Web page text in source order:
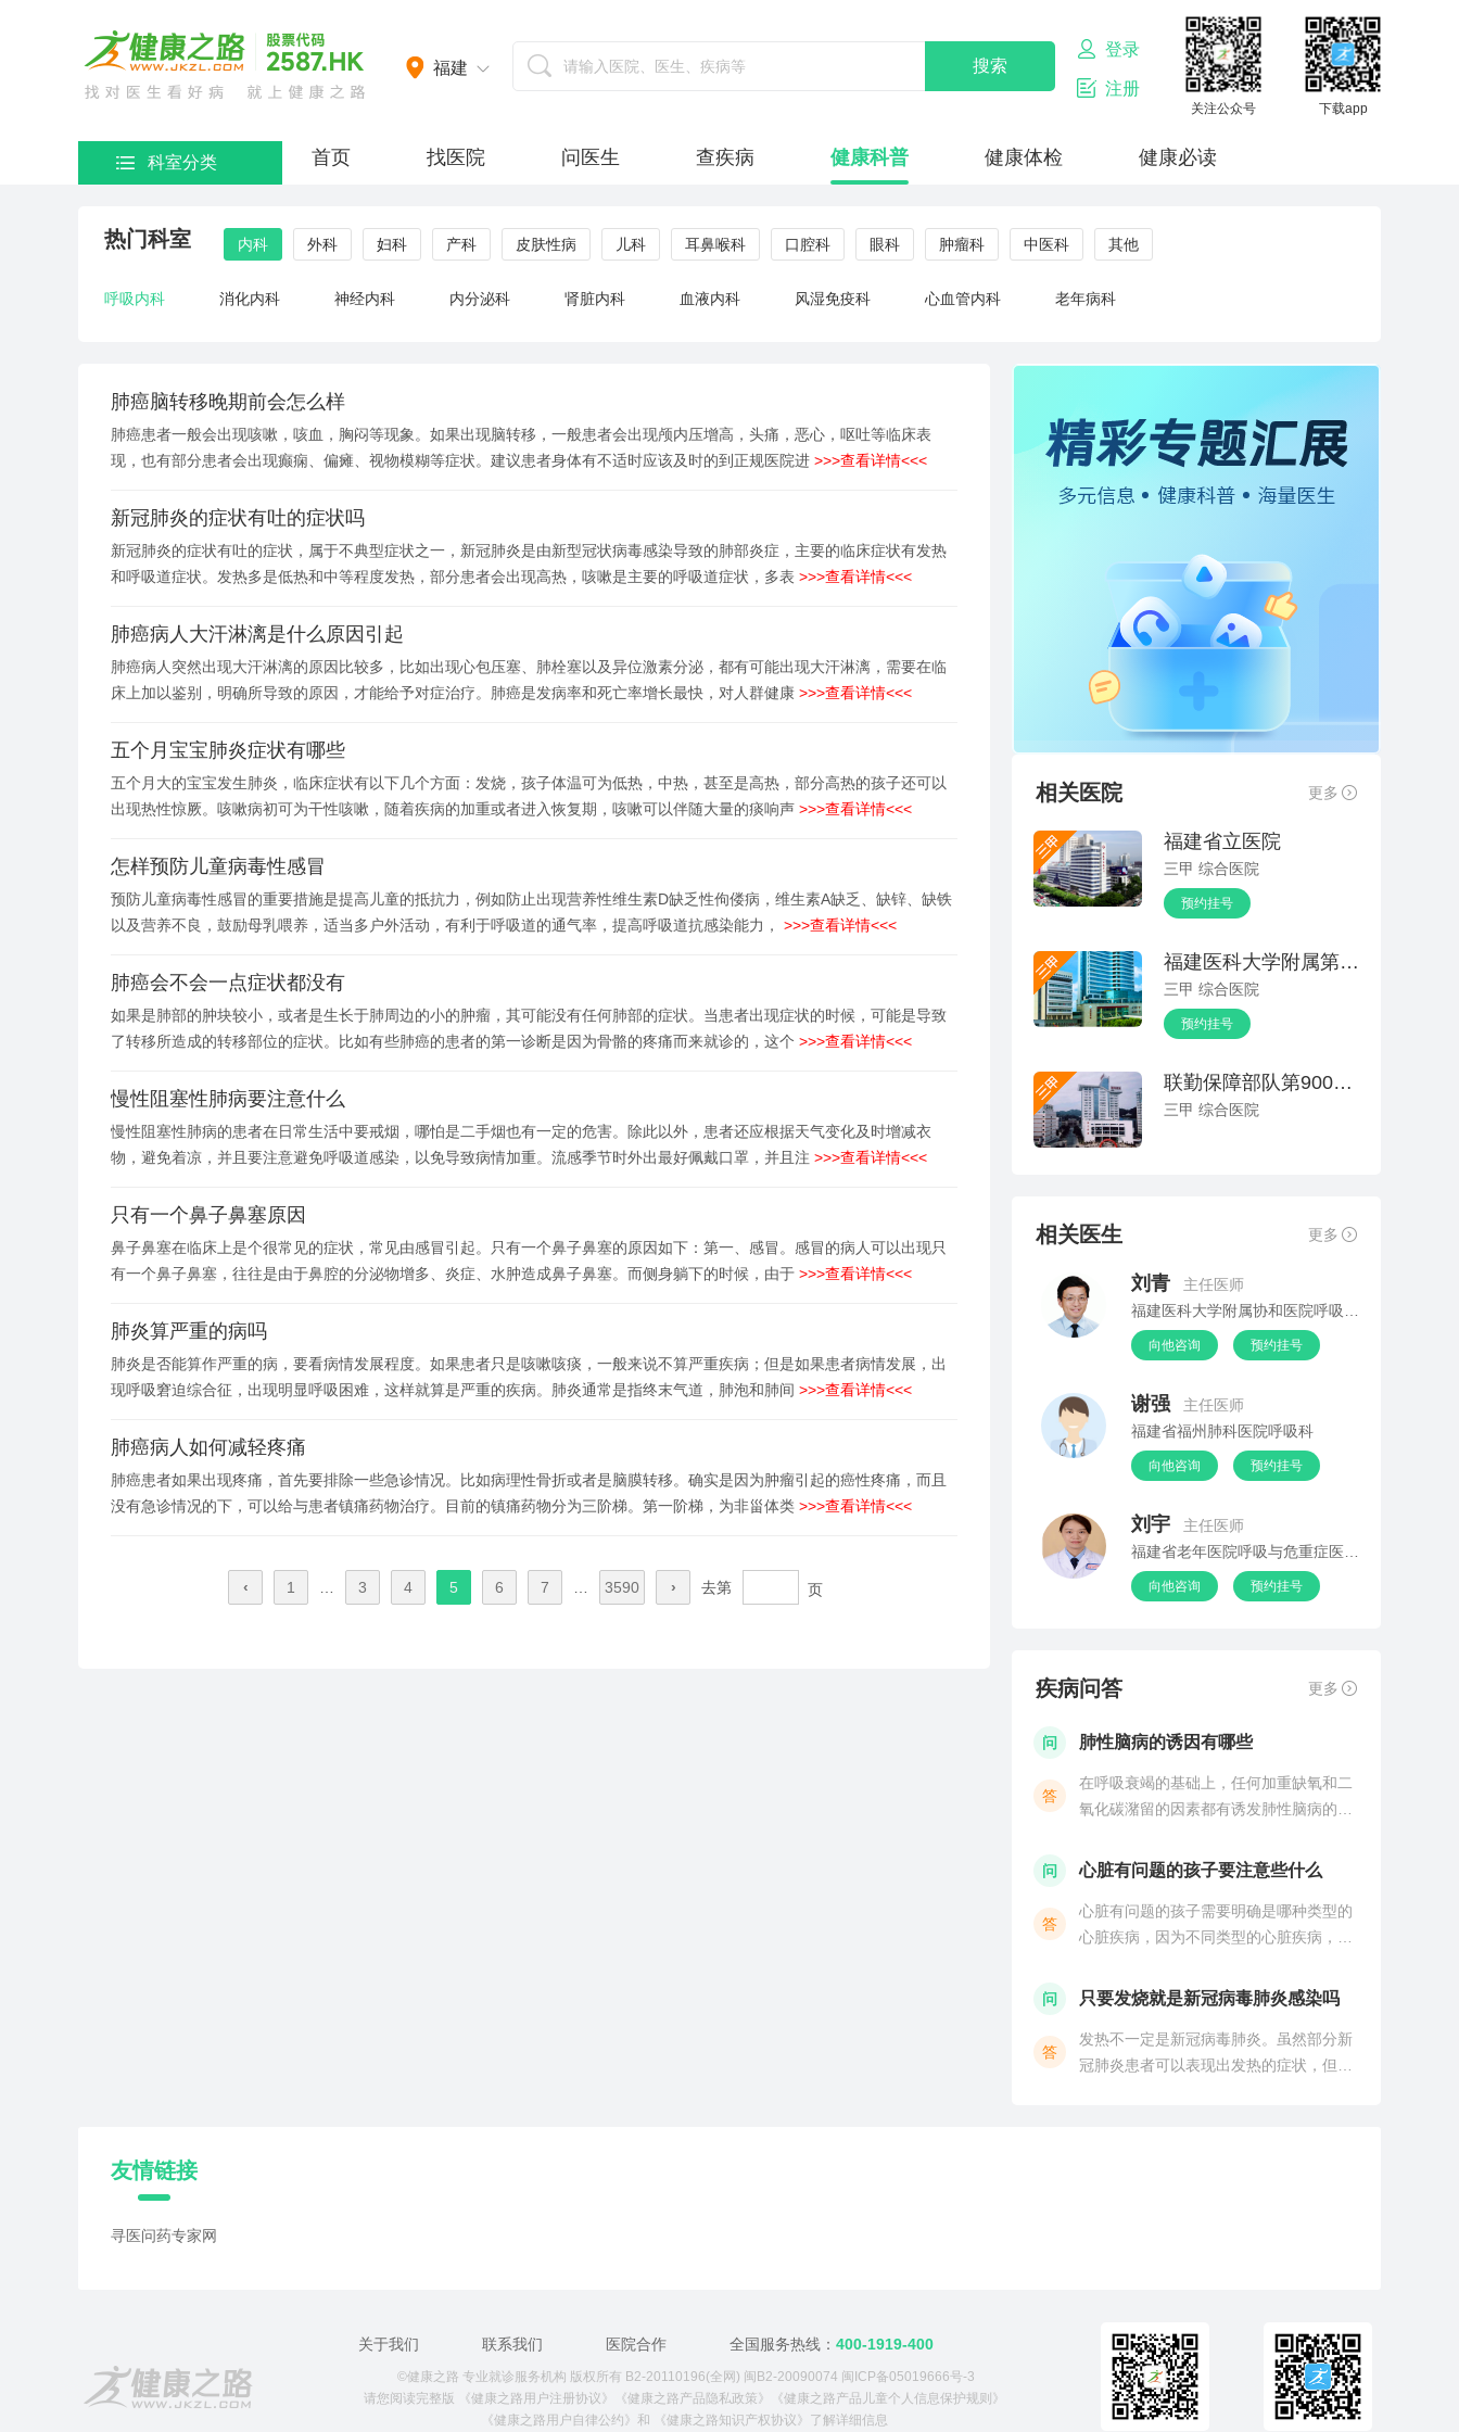
福建
登录
注册
关注公众号 下载app
科室分类 首页 找医院 问医生 查疾病 健康科普 健康体检 健康必读
热门科室 内科 外科 妇科 产科 皮肤性病 儿科 耳鼻喉科 口腔科 眼科 肿瘤科 中医科 其他
呼吸内科 消化内科 神经内科 内分泌科 肾脏内科 血液内科 风湿免疫科 心血管内科 老年病科
肺癌脑转移晚期前会怎么样
肺癌患者一般会出现咳嗽，咳血，胸闷等现象。如果出现脑转移，一般患者会出现颅内压增高，头痛，恶心，呕吐等临床表
现，也有部分患者会出现癫痫、偏瘫、视物模糊等症状。建议患者身体有不适时应该及时的到正规医院进 >>>查看详情<<<
新冠肺炎的症状有吐的症状吗
新冠肺炎的症状有吐的症状，属于不典型症状之一，新冠肺炎是由新型冠状病毒感染导致的肺部炎症，主要的临床症状有发热
和呼吸道症状。发热多是低热和中等程度发热，部分患者会出现高热，咳嗽是主要的呼吸道症状，多表 >>>查看详情<<<
肺癌病人大汗淋漓是什么原因引起
肺癌病人突然出现大汗淋漓的原因比较多，比如出现心包压塞、肺栓塞以及异位激素分泌，都有可能出现大汗淋漓，需要在临
床上加以鉴别，明确所导致的原因，才能给予对症治疗。肺癌是发病率和死亡率增长最快，对人群健康 >>>查看详情<<<
五个月宝宝肺炎症状有哪些
五个月大的宝宝发生肺炎，临床症状有以下几个方面：发烧，孩子体温可为低热，中热，甚至是高热，部分高热的孩子还可以
出现热性惊厥。咳嗽病初可为干性咳嗽，随着疾病的加重或者进入恢复期，咳嗽可以伴随大量的痰响声 >>>查看详情<<<
怎样预防儿童病毒性感冒
预防儿童病毒性感冒的重要措施是提高儿童的抵抗力，例如防止出现营养性维生素D缺乏性佝偻病，维生素A缺乏、缺锌、缺铁
以及营养不良，鼓励母乳喂养，适当多户外活动，有利于呼吸道的通气率，提高呼吸道抗感染能力，
>>>查看详情<<<
肺癌会不会一点症状都没有
如果是肺部的肿块较小，或者是生长于肺周边的小的肿瘤，其可能没有任何肺部的症状。当患者出现症状的时候，可能是导致
了转移所造成的转移部位的症状。比如有些肺癌的患者的第一诊断是因为骨骼的疼痛而来就诊的，这个 >>>查看详情<<<
慢性阻塞性肺病要注意什么
慢性阻塞性肺病的患者在日常生活中要戒烟，哪怕是二手烟也有一定的危害。除此以外，患者还应根据天气变化及时增减衣
物，避免着凉，并且要注意避免呼吸道感染，以免导致病情加重。流感季节时外出最好佩戴口罩，并且注 >>>查看详情<<<
只有一个鼻子鼻塞原因
鼻子鼻塞在临床上是个很常见的症状，常见由感冒引起。只有一个鼻子鼻塞的原因如下：第一、感冒。感冒的病人可以出现只
有一个鼻子鼻塞，往往是由于鼻腔的分泌物增多、炎症、水肿造成鼻子鼻塞。而侧身躺下的时候，由于 >>>查看详情<<<
肺炎算严重的病吗
肺炎是否能算作严重的病，要看病情发展程度。如果患者只是咳嗽咳痰，一般来说不算严重疾病；但是如果患者病情发展，出
现呼吸窘迫综合征，出现明显呼吸困难，这样就算是严重的疾病。肺炎通常是指终末气道，肺泡和肺间 >>>查看详情<<<
肺癌病人如何减轻疼痛
肺癌患者如果出现疼痛，首先要排除一些急诊情况。比如病理性骨折或者是脑膜转移。确实是因为肿瘤引起的癌性疼痛，而且
没有急诊情况的下，可以给与患者镇痛药物治疗。目前的镇痛药物分为三阶梯。第一阶梯，为非甾体类 >>>查看详情<<<
‹ 1 … 3 4 5 6 7 … 3590 › 去第 页
相关医院 更多
福建省立医院
三甲 综合医院
预约挂号
福建医科大学附属第一医院
三甲 综合医院
预约挂号
联勤保障部队第900医院(原福州总医院)
三甲 综合医院
相关医生 更多
刘青
主任医师
向他咨询 预约挂号
谢强
主任医师
福建省福州肺科医院呼吸科
向他咨询 预约挂号
刘宇
主任医师
向他咨询 预约挂号
疾病问答 更多
问 肺性脑病的诱因有哪些
答
在呼吸衰竭的基础上，任何加重缺氧和二
氧化碳潴留的因素都有诱发肺性脑病的可
气管哮喘、慢性支气管炎、慢性阻塞性肺
是由于呼吸衰竭发展到
问 心脏有问题的孩子要注意些什么
答
心脏有问题的孩子需要明确是哪种类型的
心脏疾病，因为不同类型的心脏疾病，其
的。患者在平时的生活中需要避免受凉感
眠，避免过度的运动、劳累
问 只要发烧就是新冠病毒肺炎感染吗
答
发热不一定是新冠病毒肺炎。虽然部分新
冠肺炎患者可以表现出发热的症状，但是
友情链接
寻医问药专家网
关于我们 联系我们 医院合作 全国服务热线： 400-1919-400
©健康之路 专业就诊服务机构 版权所有 B2-20110196(全网) 闽B2-20090074 闽ICP备05019666号-3
请您阅读完整版
《健康之路用户注册协议》 《健康之路产品隐私政策》
《健康之路产品儿童个人信息保护规则》
《健康之路用户自律公约》 和 《健康之路知识产权协议》 了解详细信息